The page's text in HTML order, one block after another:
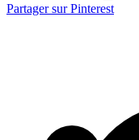
Partager sur Pinterest